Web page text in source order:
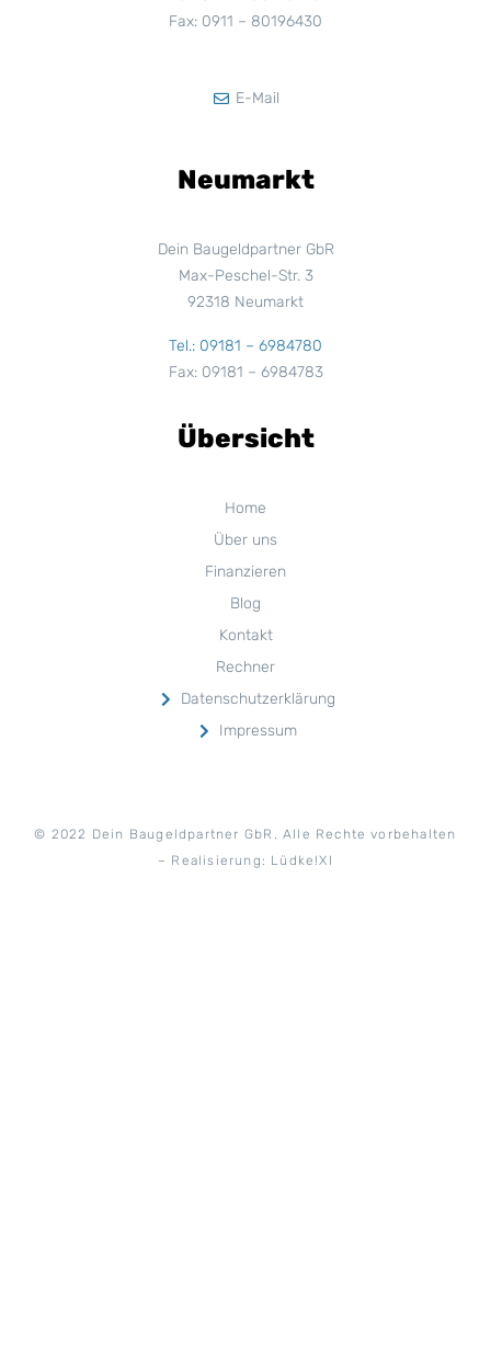
Fax: 0911 – 80196430
E-Mail
Neumarkt
Dein Baugeldpartner GbR
Max-Peschel-Str. 3
92318 Neumarkt
Tel.: 09181 – 6984780
Fax: 09181 – 6984783
Übersicht
Home
Über uns
Finanzieren
Blog
Kontakt
Rechner
Datenschutzerklärung
Impressum
© 2022 Dein Baugeldpartner GbR . Alle Rechte vorbehalten
– Realisierung: Lüdke!XI